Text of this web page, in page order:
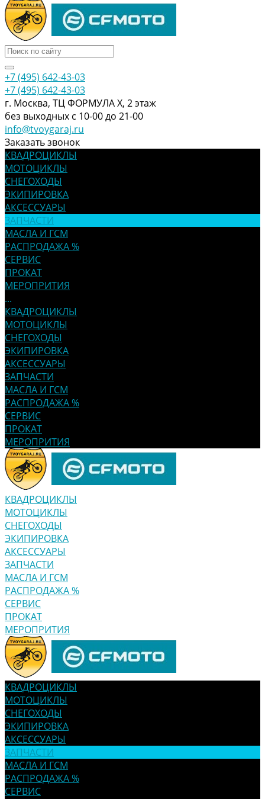
+7 (495) 642-43-03
+7 (495) 642-43-03
г. Москва, ТЦ ФОРМУЛА Х, 2 этаж
без выходных с 10-00 до 21-00
info@tvoygaraj.ru
Заказать звонок
КВАДРОЦИКЛЫ
МОТОЦИКЛЫ
СНЕГОХОДЫ
ЭКИПИРОВКА
АКСЕССУАРЫ
ЗАПЧАСТИ
МАСЛА И ГСМ
РАСПРОДАЖА %
СЕРВИС
ПРОКАТ
МЕРОПРИТИЯ
...
КВАДРОЦИКЛЫ
МОТОЦИКЛЫ
СНЕГОХОДЫ
ЭКИПИРОВКА
АКСЕССУАРЫ
ЗАПЧАСТИ
МАСЛА И ГСМ
РАСПРОДАЖА %
СЕРВИС
ПРОКАТ
МЕРОПРИТИЯ
КВАДРОЦИКЛЫ
МОТОЦИКЛЫ
СНЕГОХОДЫ
ЭКИПИРОВКА
АКСЕССУАРЫ
ЗАПЧАСТИ
МАСЛА И ГСМ
РАСПРОДАЖА %
СЕРВИС
ПРОКАТ
МЕРОПРИТИЯ
КВАДРОЦИКЛЫ
МОТОЦИКЛЫ
СНЕГОХОДЫ
ЭКИПИРОВКА
АКСЕССУАРЫ
ЗАПЧАСТИ
МАСЛА И ГСМ
РАСПРОДАЖА %
СЕРВИС